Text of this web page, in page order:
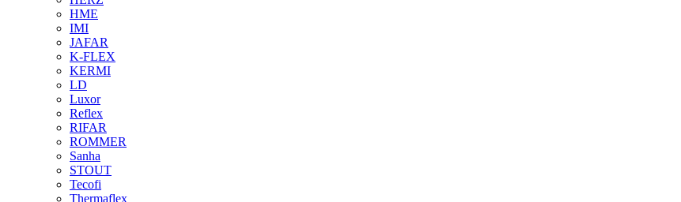
HME
IMI
JAFAR
K-FLEX
KERMI
LD
Luxor
Reflex
RIFAR
ROMMER
Sanha
STOUT
Tecofi
Thermaflex